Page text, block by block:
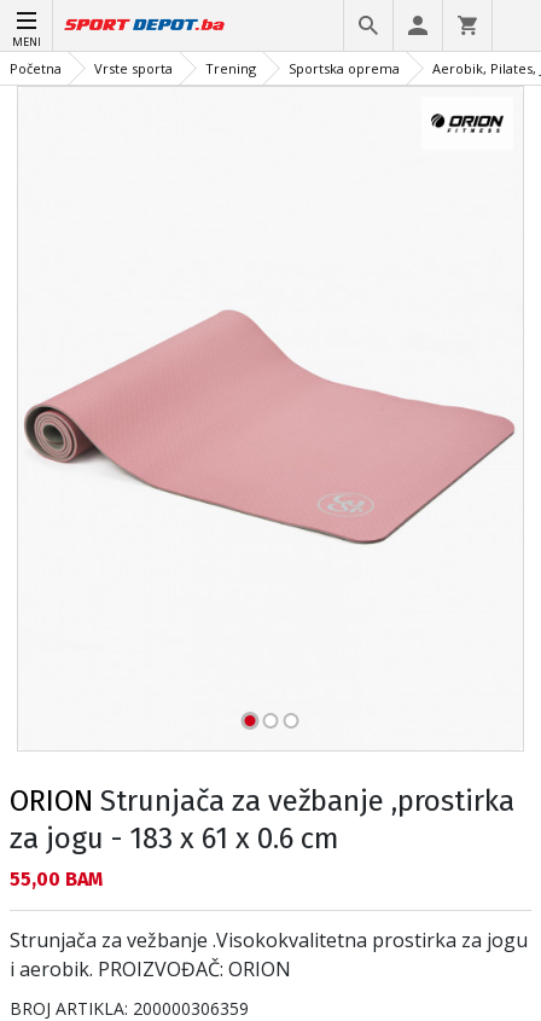
MENI
Početna Vrste sporta Trening Sportska oprema Aerobik, Pilates,
ORION Strunjača za vežbanje ,prostirka
za jogu - 183 x 61 x 0.6 cm
Текуща цена:
55,00 BAM
Strunjača za vežbanje .Visokokvalitetna prostirka za jogu
i aerobik. PROIZVOĐAČ: ORION
BROJ ARTIKLA: 200000306359